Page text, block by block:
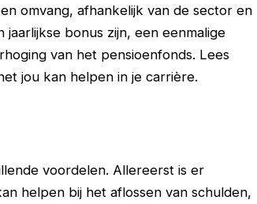
omvang, afhankelijk van de sector en
bonus zijn, een eenmalige
van het pensioenfonds. Lees
jou kan helpen in je carrière.
voordelen. Allereerst is er
helpen bij het aflossen van schulden,